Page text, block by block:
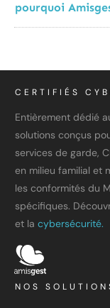
pourquoi
CERTIFIÉS
Entièrement dédié
solutions conçus
services de garde,
en milieu familial et
les conformités du
spécifiques.
et la cybersécurité.
NOS